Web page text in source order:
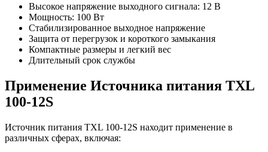
Высокое напряжение выходного сигнала: 12 В
Мощность: 100 Вт
Стабилизированное выходное напряжение
Защита от перегрузок и короткого замыкания
Компактные размеры и легкий вес
Длительный срок службы
Применение Источника питания TXL
100-12S
Источник питания TXL 100-12S находит применение в
различных сферах, включая: